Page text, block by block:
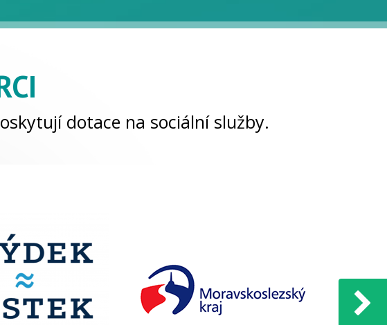
dotace na sociální služby.